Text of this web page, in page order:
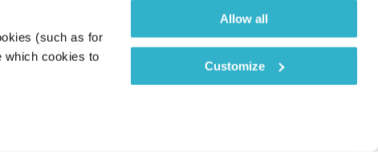
(such as for
which cookies to
Allow all
Customize